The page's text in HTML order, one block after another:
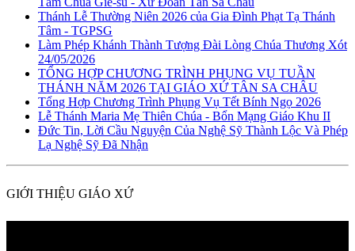
Thánh Lễ Thường Niên 2026 của Gia Đình Phạt Tạ Thánh
Tâm - TGPSG
Làm Phép Khánh Thành Tượng Đài Lòng Chúa Thương Xót
24/05/2026
TỔNG HỢP CHƯƠNG TRÌNH PHỤNG VỤ TUẦN
THÁNH NĂM 2026 TẠI GIÁO XỨ TÂN SA CHÂU
Tổng Hợp Chương Trình Phụng Vụ Tết Bính Ngọ 2026
Lễ Thánh Maria Mẹ Thiên Chúa - Bổn Mạng Giáo Khu II
Đức Tin, Lời Cầu Nguyện Của Nghệ Sỹ Thành Lộc Và Phép
Lạ Nghệ Sỹ Đã Nhận
GIỚI THIỆU GIÁO XỨ